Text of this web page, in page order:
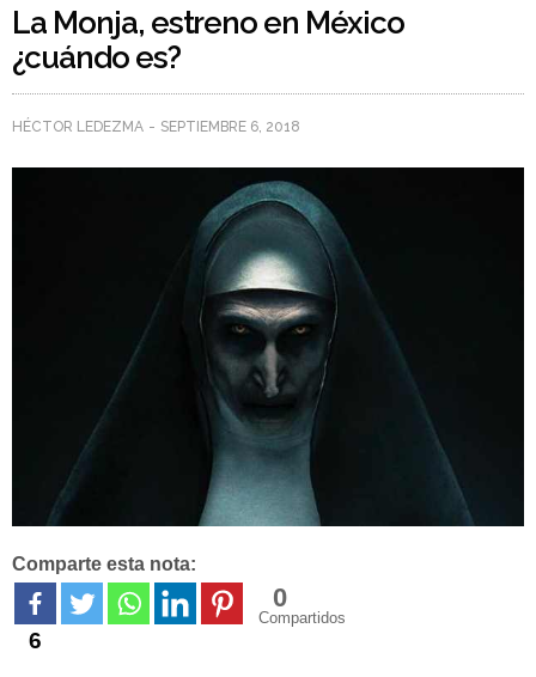
La Monja, estreno en México
¿cuándo es?
HÉCTOR LEDEZMA SEPTIEMBRE 6, 2018
Comparte esta nota:
6
0
Compartidos